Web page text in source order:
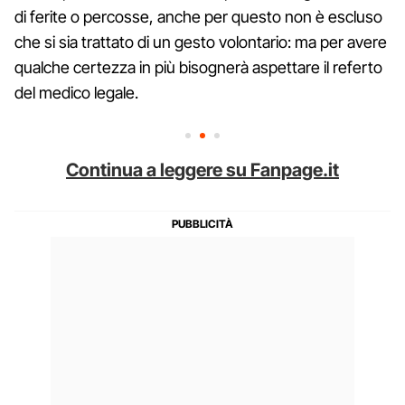
di ferite o percosse, anche per questo non è escluso
che si sia trattato di un gesto volontario: ma per avere
qualche certezza in più bisognerà aspettare il referto
del medico legale.
Continua a leggere su Fanpage.it